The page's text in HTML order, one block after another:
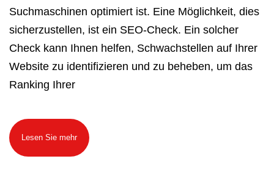
Suchmaschinen optimiert ist. Eine Möglichkeit, dies
sicherzustellen, ist ein SEO-Check. Ein solcher
Check kann Ihnen helfen, Schwachstellen auf Ihrer
Website zu identifizieren und zu beheben, um das
Ranking Ihrer
Lesen Sie mehr